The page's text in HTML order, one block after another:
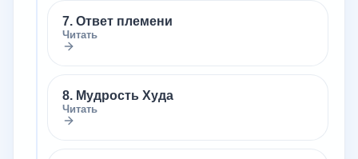
7. Ответ племени
Читать
8. Мудрость Худа
Читать